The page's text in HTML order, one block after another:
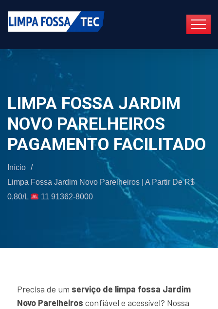
LIMPA FOSSA JARDIM
NOVO PARELHEIROS
PAGAMENTO FACILITADO
Início /
Limpa Fossa Jardim Novo Parelheiros | A Partir De R$
0,80/L
11 91362-8000
Precisa de um serviço de limpa fossa Jardim
Novo Parelheiros confiável e acessível? Nossa